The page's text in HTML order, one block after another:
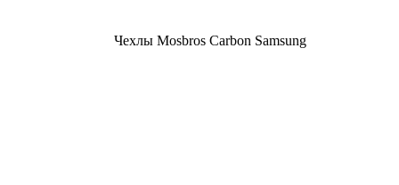
Чехлы Mosbros Carbon Samsung